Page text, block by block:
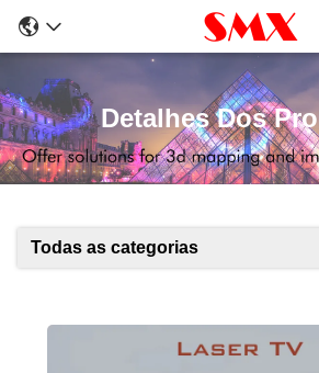
Detalhes Dos
Todas as categorias